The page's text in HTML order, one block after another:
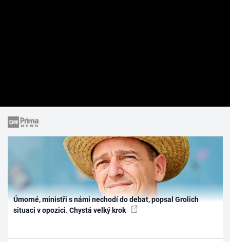
Úmorné, ministři s námi nechodí do debat, popsal Grolich
situaci v opozici. Chystá velký krok